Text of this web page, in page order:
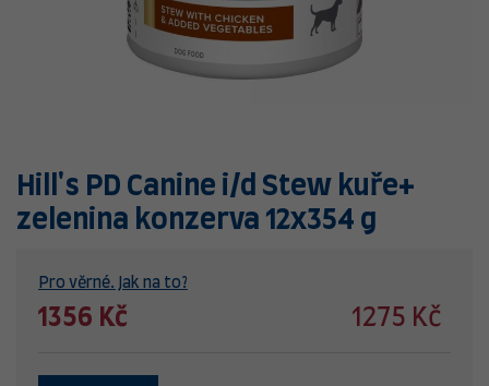
Hill's PD Canine i/d Stew kuře+
zelenina konzerva 12x354 g
Pro věrné. Jak na to?
1356 Kč 1275 Kč